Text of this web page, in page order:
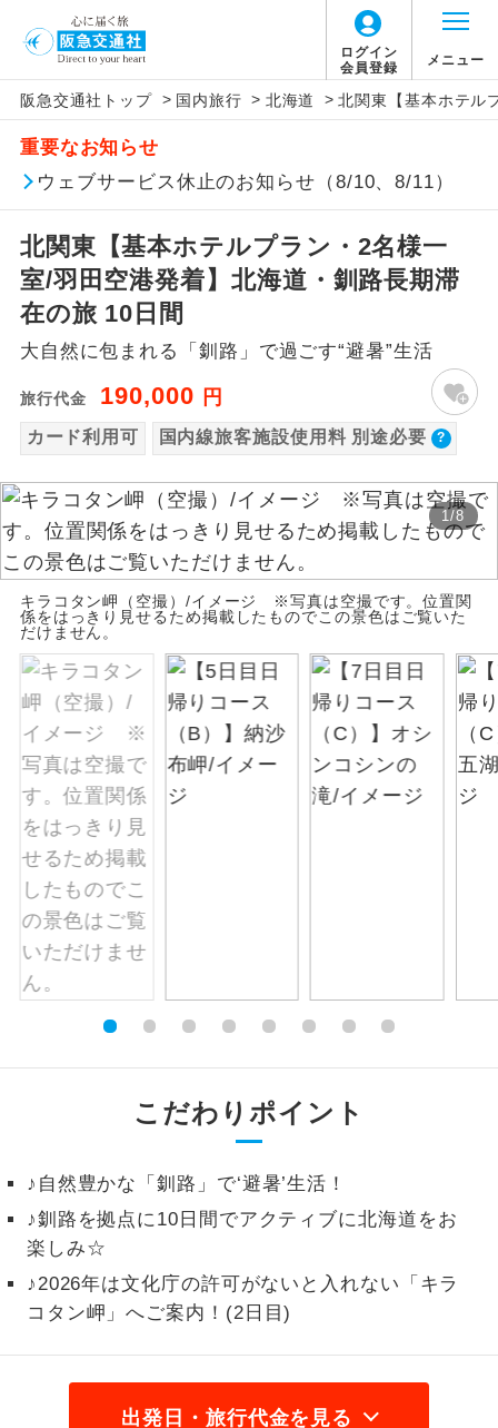
ログイン
会員登録
メニュー
阪急交通社トップ > 国内旅行 > 北海道 > 北関東【基本ホテル
重要なお知らせ
ウェブサービス休止のお知らせ（8/10、8/11）
北関東【基本ホテルプラン・2名様一
室/羽田空港発着】北海道・釧路長期滞
在の旅 10日間
大自然に包まれる「釧路」で過ごす“避暑”生活
旅行代金 190,000 円
カード利用可 国内線旅客施設使用料 別途必要
1/8
キラコタン岬（空撮）/イメージ ※写真は空撮です。位置関
係をはっきり見せるため掲載したものでこの景色はご覧いた
だけません。
こだわりポイント
♪自然豊かな「釧路」で‘避暑’生活！
♪釧路を拠点に10日間でアクティブに北海道をお
楽しみ☆
♪2026年は文化庁の許可がないと入れない「キラ
コタン岬」へご案内！(2日目)
出発日・旅行代金を見る
【国内旅客施設使用料について】
旅行代金に国内旅客施設使用料は含まれてお
りません。別途お支払いが必要となります。
羽田空港往復：大人900円、子供900円、幼児
900円
2026/10/6〜2027/6/4 羽田空港往復：大人
1,160円、子供1,160円、幼児1,160円
2027/6/5〜 羽田空港往復：大人1,180円、子
供1,180円、幼児1,180円
アイコン 説明
添乗員同行
往路出発空港（駅）から復路到着空港
（駅）まで同行します。
現地添乗員同
行
現地到着空港（駅）から最終日出発空港
（駅）まで添乗員が同行します。
バスガイド乗
務
があります。
新コース 初登場のコースです。
然遺産を訪ねるコースです。
絶景 絶景スポットに立ち寄るコースです。
温泉 温泉地にも宿泊するコースです。
露天風呂
ご宿泊ホテルに露天風呂が付いていま
す。
大浴場 ご宿泊ホテルに大浴場が付いています。
全食事付き
全てのお食事が付いていますので、お食
お部屋食
トラベルイヤ
1名様から出発可能な個人型プランで
2名様催行
2名様から出発可能な個人型プランで
す。
おひとり様参
加限定
おひとり様限定でご参加いただけるコー
1名様1室同代
金
コースです。
す。
女性限定